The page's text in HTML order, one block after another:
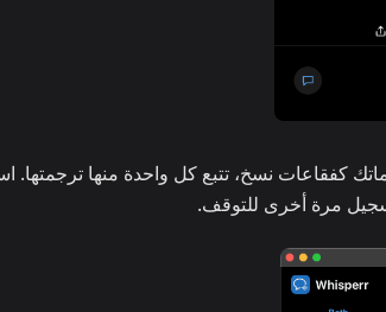
كفقاعات نسخ، تتبع كل واحدة منها ترجمتها.
مرة أخرى للتوقف.